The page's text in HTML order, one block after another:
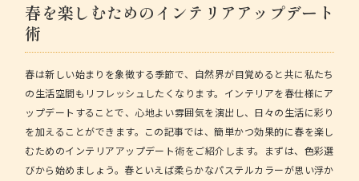
春を楽しむためのインテリアアップデート
術
春は新しい始まりを象徴する季節で、自然界が目覚めると共に私たち
の生活空間もリフレッシュしたくなります。インテリアを春仕様にア
ップデートすることで、心地よい雰囲気を演出し、日々の生活に彩り
を加えることができます。この記事では、簡単かつ効果的に春を楽し
むためのインテリアアップデート術をご紹介します。まずは、色彩選
びから始めましょう。春といえば柔らかなパステルカラーが思い浮か